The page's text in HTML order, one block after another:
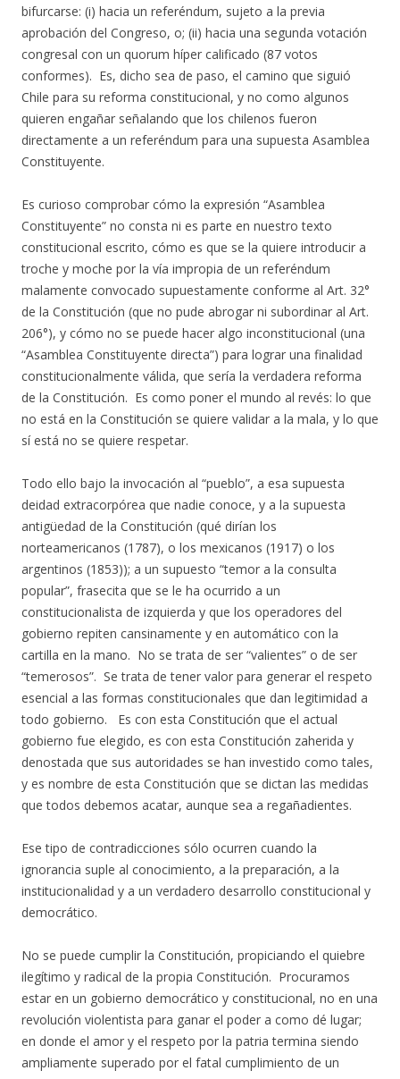
bifurcarse: (i) hacia un referéndum, sujeto a la previa
aprobación del Congreso, o; (ii) hacia una segunda votación
congresal con un quorum híper calificado (87 votos
conformes). Es, dicho sea de paso, el camino que siguió
Chile para su reforma constitucional, y no como algunos
quieren engañar señalando que los chilenos fueron
directamente a un referéndum para una supuesta Asamblea
Constituyente.
Es curioso comprobar cómo la expresión “Asamblea
Constituyente” no consta ni es parte en nuestro texto
constitucional escrito, cómo es que se la quiere introducir a
troche y moche por la vía impropia de un referéndum
malamente convocado supuestamente conforme al Art. 32°
de la Constitución (que no pude abrogar ni subordinar al Art.
206°), y cómo no se puede hacer algo inconstitucional (una
“Asamblea Constituyente directa”) para lograr una finalidad
constitucionalmente válida, que sería la verdadera reforma
de la Constitución. Es como poner el mundo al revés: lo que
no está en la Constitución se quiere validar a la mala, y lo que
sí está no se quiere respetar.
Todo ello bajo la invocación al “pueblo”, a esa supuesta
deidad extracorpórea que nadie conoce, y a la supuesta
antigüedad de la Constitución (qué dirían los
norteamericanos (1787), o los mexicanos (1917) o los
argentinos (1853)); a un supuesto “temor a la consulta
popular”, frasecita que se le ha ocurrido a un
constitucionalista de izquierda y que los operadores del
gobierno repiten cansinamente y en automático con la
cartilla en la mano. No se trata de ser “valientes” o de ser
“temerosos”. Se trata de tener valor para generar el respeto
esencial a las formas constitucionales que dan legitimidad a
todo gobierno. Es con esta Constitución que el actual
gobierno fue elegido, es con esta Constitución zaherida y
denostada que sus autoridades se han investido como tales,
y es nombre de esta Constitución que se dictan las medidas
que todos debemos acatar, aunque sea a regañadientes.
Ese tipo de contradicciones sólo ocurren cuando la
ignorancia suple al conocimiento, a la preparación, a la
institucionalidad y a un verdadero desarrollo constitucional y
democrático.
No se puede cumplir la Constitución, propiciando el quiebre
ilegítimo y radical de la propia Constitución. Procuramos
estar en un gobierno democrático y constitucional, no en una
revolución violentista para ganar el poder a como dé lugar;
en donde el amor y el respeto por la patria termina siendo
ampliamente superado por el fatal cumplimiento de un